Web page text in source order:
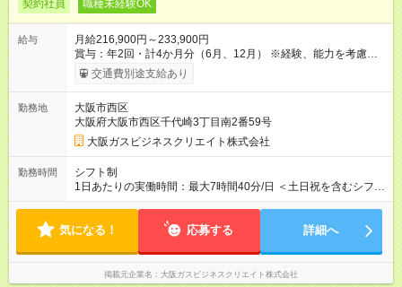
契約社員 職種未経験OK
給与
月給216,900円～233,900円
賞与：年2回・計4か月分（6月、12月） ※経験、能力を考慮の
上、決定いたします。 ※勤務開始日：応相談 【試用期間】試用
期間あり 試用期間の長さ：2週間 雇用形態、給与は本採用時と
交通費別途支給あり
勤務地
大阪市西区
大阪府大阪市西区千代崎3丁目南2番59号
大阪ガスビジネスクリエイト株式会社
勤務時間
シフト制
1日あたりの実働時間：最大7時間40分/日 ＜土日祝を含むシフト
制＞ ⑴9：20～18：00 ⑵10：20～19：00 ※実働7時間40分
気になる！ 応募する 詳細へ
掲載元企業名 大阪ガスビジネスクリエイト株式会社